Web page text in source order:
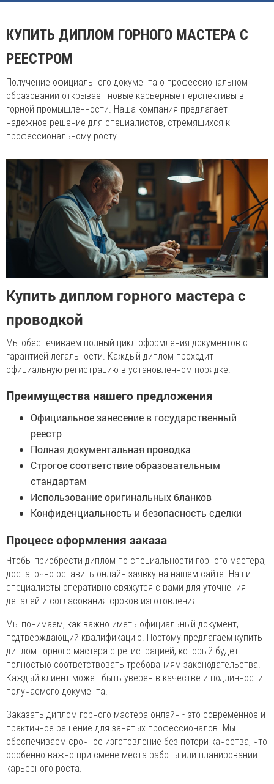
КУПИТЬ ДИПЛОМ ГОРНОГО МАСТЕРА С
РЕЕСТРОМ
Получение официального документа о профессиональном
образовании открывает новые карьерные перспективы в
горной промышленности. Наша компания предлагает
надежное решение для специалистов, стремящихся к
профессиональному росту.
Купить диплом горного мастера с
проводкой
Мы обеспечиваем полный цикл оформления документов с
гарантией легальности. Каждый диплом проходит
официальную регистрацию в установленном порядке.
Преимущества нашего предложения
Официальное занесение в государственный
реестр
Полная документальная проводка
Строгое соответствие образовательным
стандартам
Использование оригинальных бланков
Конфиденциальность и безопасность сделки
Процесс оформления заказа
Чтобы приобрести диплом по специальности горного мастера,
достаточно оставить онлайн-заявку на нашем сайте. Наши
специалисты оперативно свяжутся с вами для уточнения
деталей и согласования сроков изготовления.
Мы понимаем, как важно иметь официальный документ,
подтверждающий квалификацию. Поэтому предлагаем купить
диплом горного мастера с регистрацией, который будет
полностью соответствовать требованиям законодательства.
Каждый клиент может быть уверен в качестве и подлинности
получаемого документа.
Заказать диплом горного мастера онлайн - это современное и
практичное решение для занятых профессионалов. Мы
обеспечиваем срочное изготовление без потери качества, что
особенно важно при смене места работы или планировании
карьерного роста.